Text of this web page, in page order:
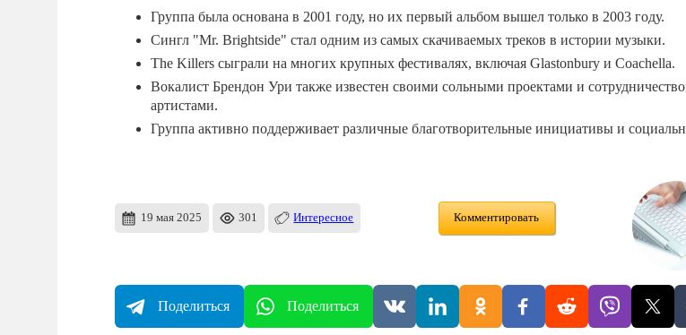
Группа была основана в 2001 году, но их первый альбом вышел только в 2003 году.
Сингл "Mr. Brightside" стал одним из самых скачиваемых треков в истории музыки.
The Killers сыграли на многих крупных фестивалях, включая Glastonbury и Coachella.
Вокалист Брендон Ури также известен своими сольными проектами и
артистами.
Группа активно поддерживает различные благотворительные инициативы и
19 мая 2025 301 Интересное Комментировать
Поделиться Поделиться